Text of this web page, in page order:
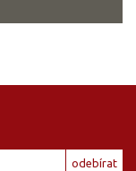
odebírat